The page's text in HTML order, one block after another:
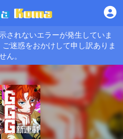
されないエラーが発生していま
迷惑をおかけして申し訳ありま
ん。